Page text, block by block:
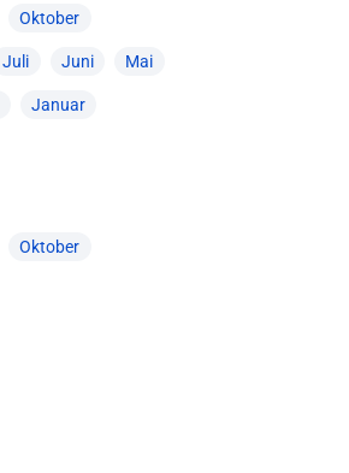
Oktober
Juli Juni Mai
Januar
Oktober